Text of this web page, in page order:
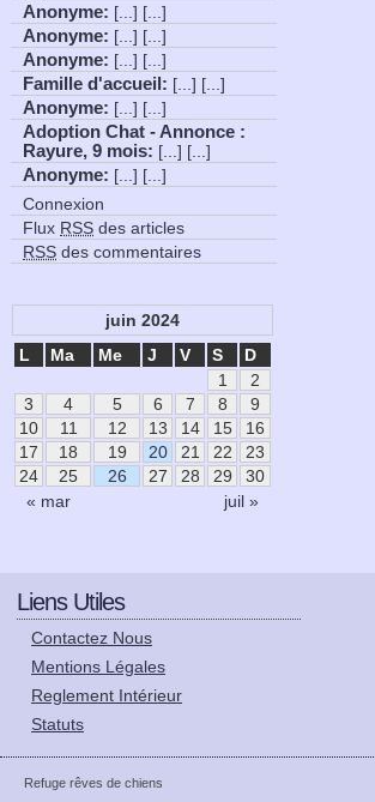
Anonyme: [...] [...]
Anonyme: [...] [...]
Anonyme: [...] [...]
Famille d'accueil : [...] [...]
Anonyme: [...] [...]
Adoption Chat - Annonce :
Rayure, 9 mois: [...] [...]
Anonyme: [...] [...]
Connexion
Flux RSS des articles
RSS des commentaires
juin 2024
L
Ma Me J V S D
« mar juil »
1
2
3
4 5 6 7 8
9
10
11 12 13 14 15
16
17
18 19 20 21 22
23
24
25 26 27 28 29 30
Liens Utiles
Contactez Nous
Mentions Légales
Reglement Intérieur
Statuts
Refuge rêves de chiens